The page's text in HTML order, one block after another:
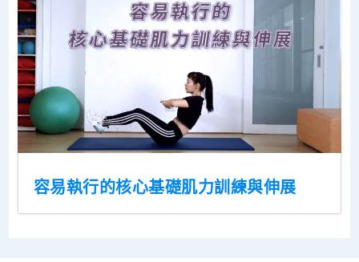
容易執行的核心基礎肌力訓練與伸展